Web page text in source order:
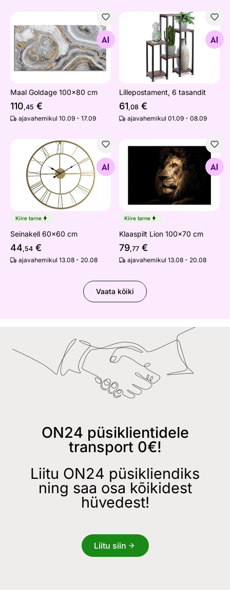
Maal Goldage 100x80 cm
Otsi sarnaseid
Maal Goldage 100x80 cm
110,45 €
ajavahemikul 10.09 - 17.09
Lillepostament, 6 tasandit
Otsi sarnaseid
Lillepostament, 6 tasandit
61,08 €
ajavahemikul 01.09 - 08.09
Seinakell 60x60 cm
Otsi sarnaseid
Kiire tarne
Seinakell 60x60 cm
44,54 €
ajavahemikul 13.08 - 20.08
Klaaspilt Lion 100x70 cm
Otsi sarnaseid
Kiire tarne
Klaaspilt Lion 100x70 cm
79,77 €
ajavahemikul 13.08 - 20.08
Vaata kõiki
ON24 püsiklientidele
transport 0€!
Liitu ON24 püsikliendiks
ning saa osa kõikidest
hüvedest!
Liitu siin